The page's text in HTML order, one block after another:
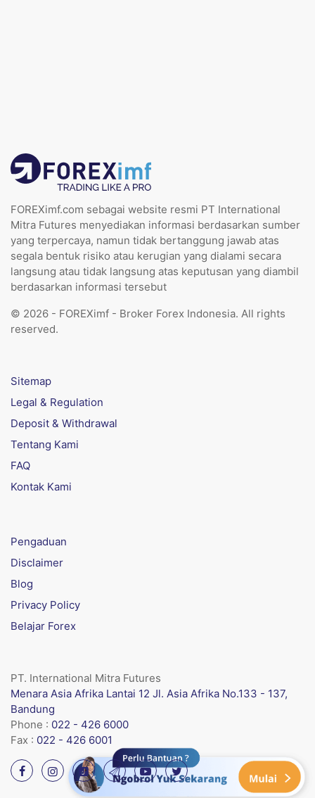
FOREXimf.com sebagai website resmi PT International
Mitra Futures menyediakan informasi berdasarkan sumber
yang terpercaya, namun tidak bertanggung jawab atas
segala bentuk risiko atau kerugian yang dialami secara
langsung atau tidak langsung atas keputusan yang diambil
berdasarkan informasi tersebut
© 2026 - FOREXimf - Broker Forex Indonesia. All rights
reserved.
Sitemap
Legal & Regulation
Deposit & Withdrawal
Tentang Kami
FAQ
Kontak Kami
Pengaduan
Disclaimer
Blog
Privacy Policy
Belajar Forex
PT. International Mitra Futures
Menara Asia Afrika Lantai 12 Jl. Asia Afrika No.133 - 137,
Bandung
Phone : 022 - 426 6000
Fax : 022 - 426 6001